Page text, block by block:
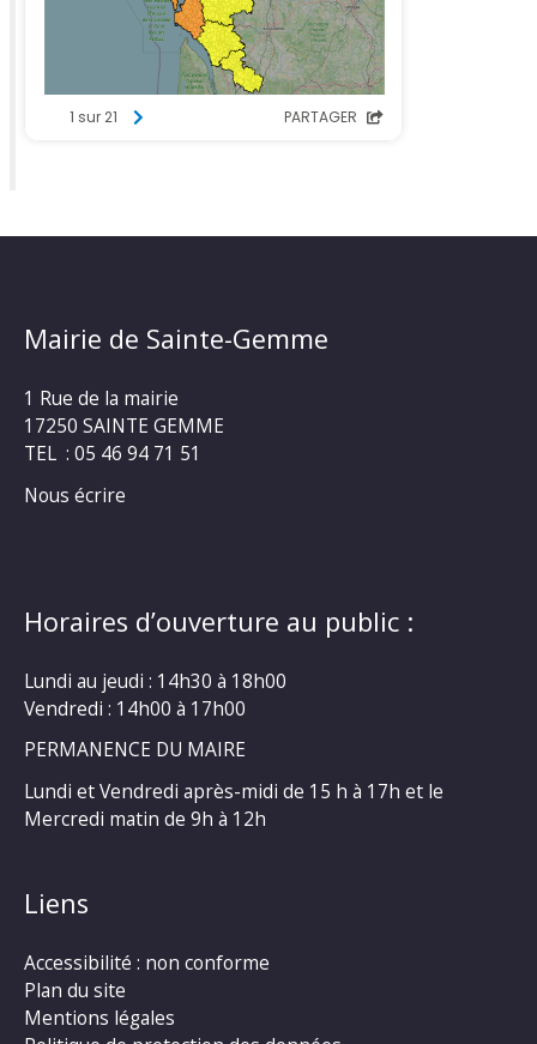
Mairie de Sainte-Gemme
1 Rue de la mairie
17250 SAINTE GEMME
TEL : 05 46 94 71 51
Nous écrire
Horaires d’ouverture au public :
Lundi au jeudi : 14h30 à 18h00
Vendredi : 14h00 à 17h00
PERMANENCE DU MAIRE
Lundi et Vendredi après-midi de 15 h à 17h et le
Mercredi matin de 9h à 12h
Liens
Accessibilité : non conforme
Plan du site
Mentions légales